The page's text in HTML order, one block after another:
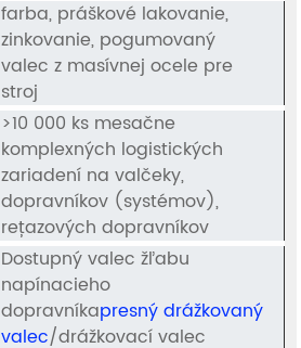
farba, práškové lakovanie,
zinkovanie, pogumovaný
valec z masívnej ocele pre
stroj
>10 000 ks mesačne
komplexných logistických
zariadení na valčeky,
dopravníkov (systémov),
reťazových dopravníkov
Dostupný valec žľabu
napínacieho
dopravníkapresný drážkovaný
valec/drážkovací valec